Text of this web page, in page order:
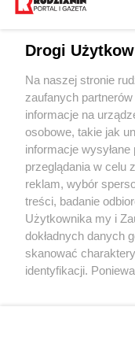
Wydawca mediów
Nie zapomnij
zapoznać się z:
polityką
Twojemiasto
Piekary Śląskie
Chorzów
Tarnowskie Góry
Drogi
Na naszej stronie
zaufanych
informacje na
osobowe, takie jak
informacje
przeglądania w celu
reklam, wybór
treści, badanie
Użytkownika my i
dokładnych danych
skanować
identyfikacji.
prywatności